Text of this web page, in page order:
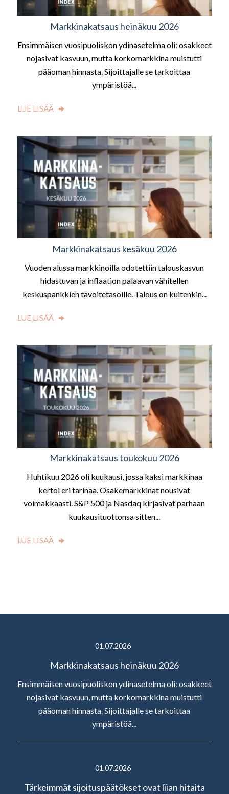
Markkinakatsaus heinäkuu 2026
Ensimmäisen vuosipuoliskon ydinasetelma oli: osakkeet
nojasivat kasvuun, mutta korkomarkkina muistutti
pääoman hinnasta. Sijoittajalle se tarkoittaa
ympäristöä...
LUE LISÄÄ
Markkinakatsaus kesäkuu 2026
Vuoden alussa markkinoilla odotettiin talouskasvun
hidastuvan ja inflaation palaavan vähitellen
keskuspankkien tavoitetasoille. Talous on kuitenkin...
LUE LISÄÄ
Markkinakatsaus toukokuu 2026
Huhtikuu 2026 oli kuukausi, jossa kaksi markkinaa
kertoi eri tarinaa. Osakemarkkinat nousivat
voimakkaasti. S&P 500 ja Nasdaq kirjasivat parhaan
kuukausituottonsa sitten...
LUE LISÄÄ
01.07.2026
Markkinakatsaus heinäkuu 2026
Ensimmäisen vuosipuoliskon ydinasetelma oli: osakkeet
nojasivat kasvuun, mutta korkomarkkina muistutti
pääoman hinnasta. Sijoittajalle se tarkoittaa
ympäristöä...
01.07.2026
Tärkeimmät sijoituspäätökset ovat liian hitaita